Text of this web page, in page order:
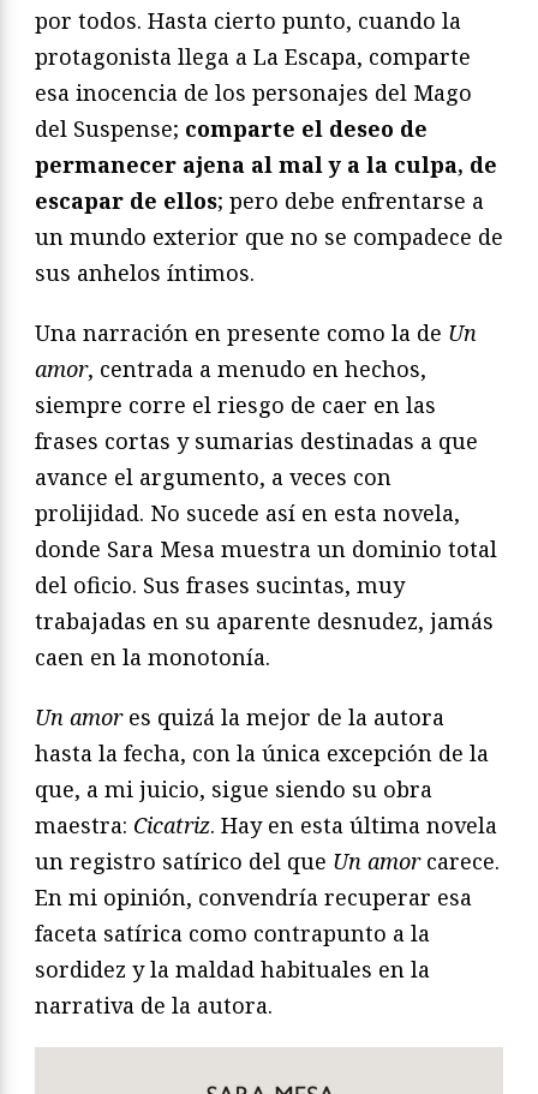
por todos. Hasta cierto punto, cuando la
protagonista llega a La Escapa, comparte
esa inocencia de los personajes del Mago
del Suspense; comparte el deseo de
permanecer ajena al mal y a la culpa, de
escapar de ellos; pero debe enfrentarse a
un mundo exterior que no se compadece de
sus anhelos íntimos.
Una narración en presente como la de Un
amor, centrada a menudo en hechos,
siempre corre el riesgo de caer en las
frases cortas y sumarias destinadas a que
avance el argumento, a veces con
prolijidad. No sucede así en esta novela,
donde Sara Mesa muestra un dominio total
del oficio. Sus frases sucintas, muy
trabajadas en su aparente desnudez, jamás
caen en la monotonía.
Un amores quizá la mejor de la autora
hasta la fecha, con la única excepción de la
que, a mi juicio, sigue siendo su obra
maestra: Cicatriz. Hay en esta última novela
un registro satírico del que Un amorcarece.
En mi opinión, convendría recuperar esa
faceta satírica como contrapunto a la
sordidez y la maldad habituales en la
narrativa de la autora.